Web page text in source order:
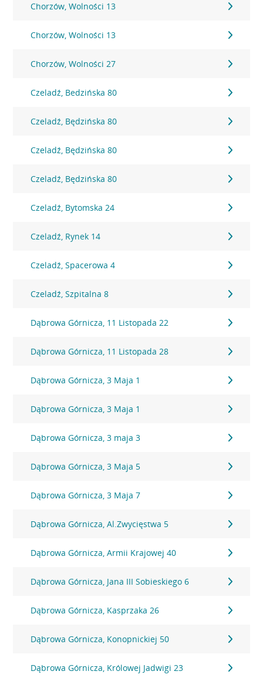
Chorzów, Wolności 13
Chorzów, Wolności 13
Chorzów, Wolności 27
Czeladź, Bedzińska 80
Czeladź, Będzińska 80
Czeladź, Będzińska 80
Czeladź, Będzińska 80
Czeladź, Bytomska 24
Czeladź, Rynek 14
Czeladź, Spacerowa 4
Czeladź, Szpitalna 8
Dąbrowa Górnicza, 11 Listopada 22
Dąbrowa Górnicza, 11 Listopada 28
Dąbrowa Górnicza, 3 Maja 1
Dąbrowa Górnicza, 3 Maja 1
Dąbrowa Górnicza, 3 maja 3
Dąbrowa Górnicza, 3 Maja 5
Dąbrowa Górnicza, 3 Maja 7
Dąbrowa Górnicza, Al.Zwycięstwa 5
Dąbrowa Górnicza, Armii Krajowej 40
Dąbrowa Górnicza, Jana III Sobieskiego 6
Dąbrowa Górnicza, Kasprzaka 26
Dąbrowa Górnicza, Konopnickiej 50
Dąbrowa Górnicza, Królowej Jadwigi 23